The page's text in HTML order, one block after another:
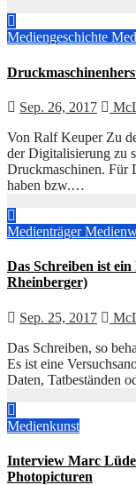
Mediengeschichte
Sep. 26, 2017
Von Ralf Keuper Zu
der Digitalisierung zu
Druckmaschinen. Für
haben bzw.…
Medienträger
Das Schreiben ist
Rheinberger)
Sep. 25, 2017
Das Schreiben, so
Es ist eine
Daten, Tatbeständen
Medienkunst
Interview Marc
Photopicturen